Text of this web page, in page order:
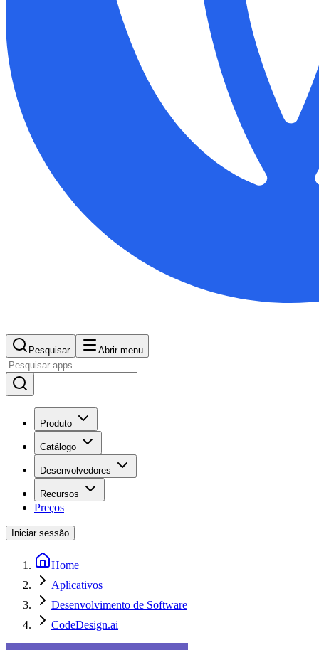
Pesquisar Abrir menu
Produto
Catálogo
Desenvolvedores
Recursos
Preços
Iniciar sessão
Home
Aplicativos
Desenvolvimento de Software
CodeDesign.ai